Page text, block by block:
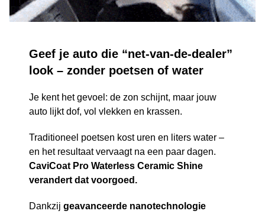
Geef je auto die “net-van-de-dealer”
look – zonder poetsen of water
Je kent het gevoel: de zon schijnt, maar jouw
auto lijkt dof, vol vlekken en krassen.
Traditioneel poetsen kost uren en liters water –
en het resultaat vervaagt na een paar dagen.
CaviCoat Pro Waterless Ceramic Shine
verandert dat voorgoed.
Dankzijgeavanceerde nanotechnologie